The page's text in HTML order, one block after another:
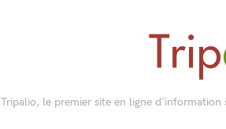
Tripalio, le premier site en ligne d'information